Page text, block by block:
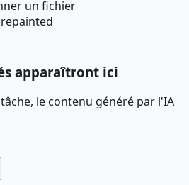
un fichier
apparaîtront ici
le contenu généré par l'IA